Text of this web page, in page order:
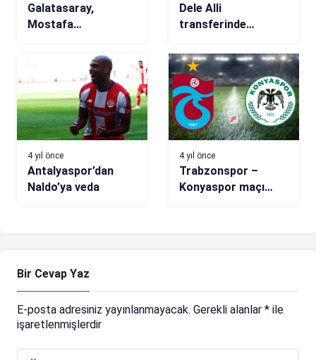
Galatasaray,
Mostafa
opsiyonunu kullandı!
Halil Dervişoğlu…
Dele Alli
transferinde
belli oldu
4 yıl önce
Antalyaspor’dan
Naldo’ya veda
4 yıl önce
Trabzonspor –
Konyaspor maçı
Bir Cevap Yaz
E-posta adresiniz yayınlanmayacak. Gerekli alanlar * ile
işaretlenmişlerdir